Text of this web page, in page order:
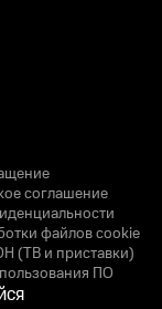
соглашение
файлов cookie
(ТВ и приставки)
ПО